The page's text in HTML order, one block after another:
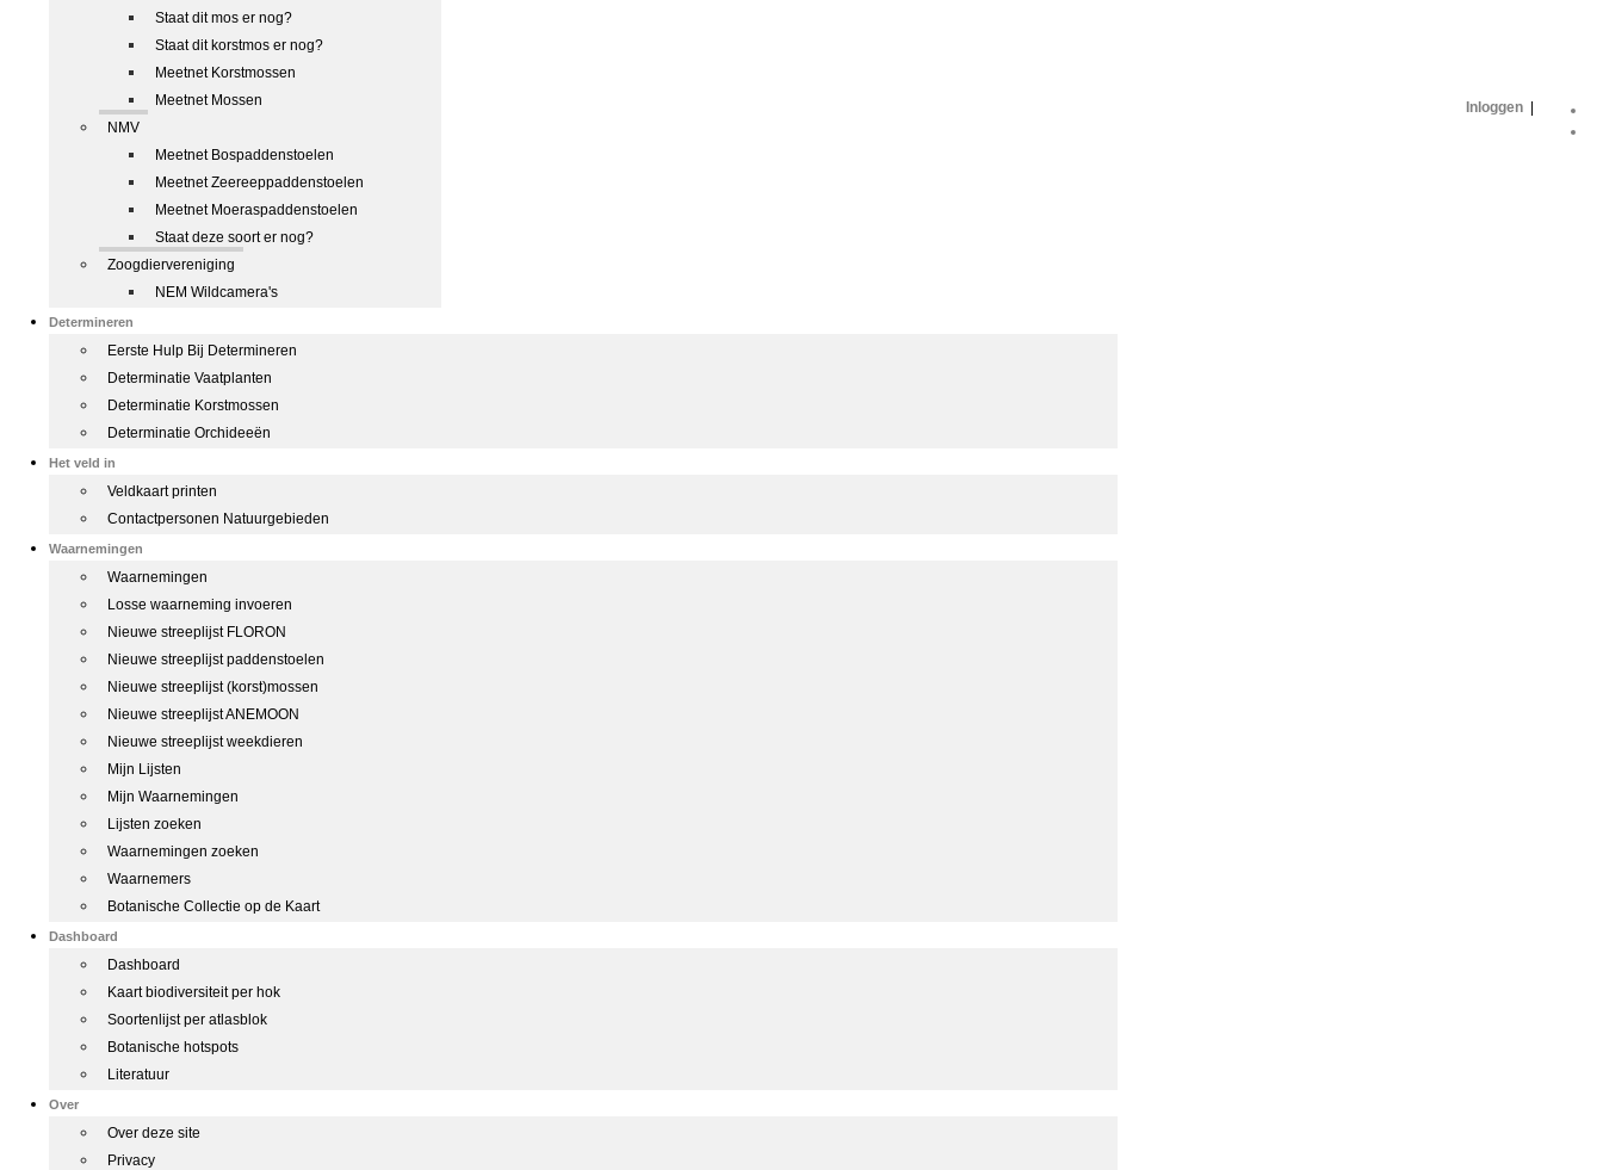
Staat dit mos er nog?
Staat dit korstmos er nog?
Meetnet Korstmossen
Meetnet Mossen
NMV
Meetnet Bospaddenstoelen
Meetnet Zeereeppaddenstoelen
Meetnet Moeraspaddenstoelen
Staat deze soort er nog?
Zoogdiervereniging
NEM Wildcamera's
Determineren
Eerste Hulp Bij Determineren
Determinatie Vaatplanten
Determinatie Korstmossen
Determinatie Orchideeën
Het veld in
Veldkaart printen
Contactpersonen Natuurgebieden
Waarnemingen
Waarnemingen
Losse waarneming invoeren
Nieuwe streeplijst FLORON
Nieuwe streeplijst paddenstoelen
Nieuwe streeplijst (korst)mossen
Nieuwe streeplijst ANEMOON
Nieuwe streeplijst weekdieren
Mijn Lijsten
Mijn Waarnemingen
Lijsten zoeken
Waarnemingen zoeken
Waarnemers
Botanische Collectie op de Kaart
Dashboard
Dashboard
Kaart biodiversiteit per hok
Soortenlijst per atlasblok
Botanische hotspots
Literatuur
Over
Over deze site
Privacy
Inloggen